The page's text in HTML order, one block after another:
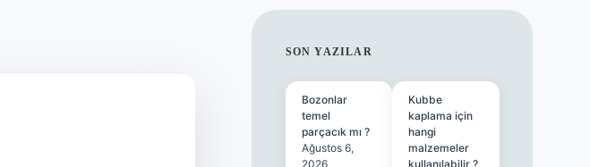
SIDEBAR
SON YAZILAR
Bozonlar
temel
parçacık mı ?
Ağustos 6,
2026
Kubbe
kaplama için
hangi
malzemeler
kullanılabilir ?
betexper